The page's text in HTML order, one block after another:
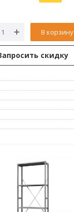
В корзину
скидку